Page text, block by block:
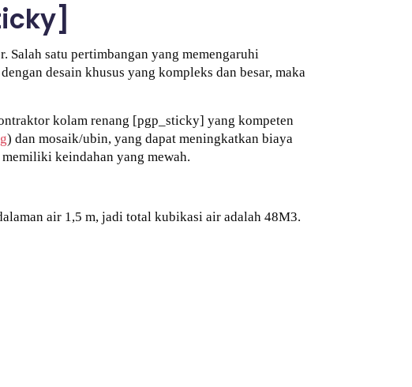
satu pertimbangan yang memengaruhi
desain khusus yang kompleks dan besar, maka
kolam renang [pgp_sticky] yang kompeten
) dan mosaik/ubin, yang dapat meningkatkan biaya
keindahan yang mewah.
air 1,5 m, jadi total kubikasi air adalah 48M3.